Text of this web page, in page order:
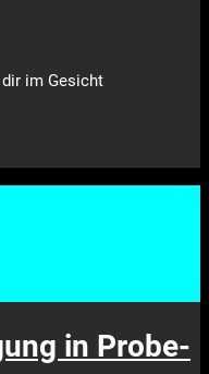
im Gesicht
in Probe-